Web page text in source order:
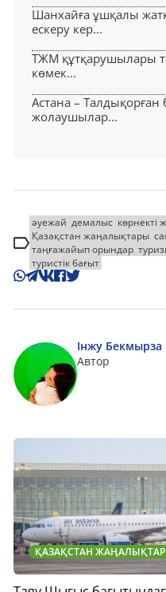
Шанхайға ұшқалы
ескеру кер...
ТЖМ құтқарушылары
көмек...
Астана – Талдықорған
жолаушылар...
әуежай демалыс көрнекті
Қазақстан жаңалықтары
таңғажайып орындар
туристік бағыт
Інжу Бекмырза
Автор
ҚАЗАҚСТАН